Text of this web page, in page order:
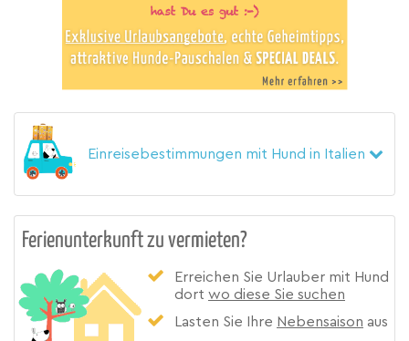
Einreisebestimmungen mit Hund in Italien
Ferienunterkunft zu vermieten?
Erreichen Sie Urlauber mit Hund
dort wo diese Sie suchen
Lasten Sie Ihre Nebensaison aus